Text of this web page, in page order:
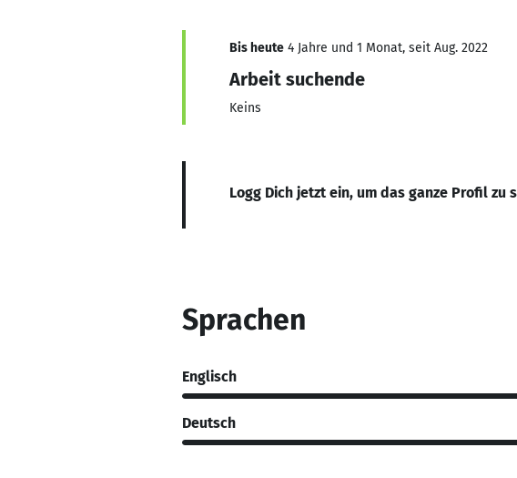
Bis heute 4 Jahre und 1 Monat, seit Aug. 2022
Arbeit suchende
Keins
Logg Dich jetzt ein, um das ganze Profil zu
Sprachen
Englisch
Deutsch